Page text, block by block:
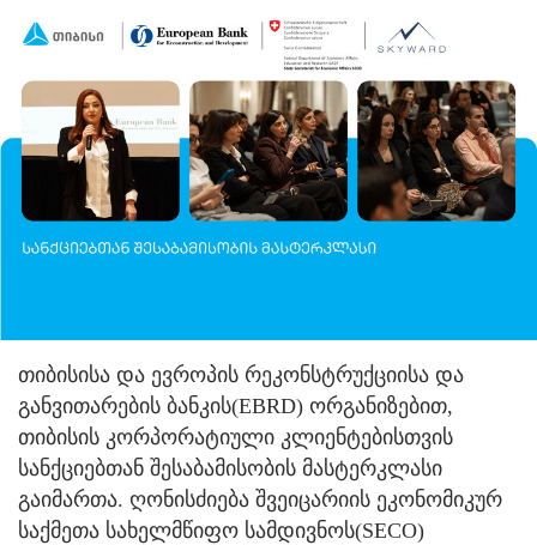
თიბისისა და ევროპის რეკონსტრუქციისა და
განვითარების ბანკის(EBRD) ორგანიზებით,
თიბისის კორპორატიული კლიენტებისთვის
სანქციებთან შესაბამისობის მასტერკლასი
გაიმართა. ღონისძიება შვეიცარიის ეკონომიკურ
საქმეთა სახელმწიფო სამდივნოს(SECO)